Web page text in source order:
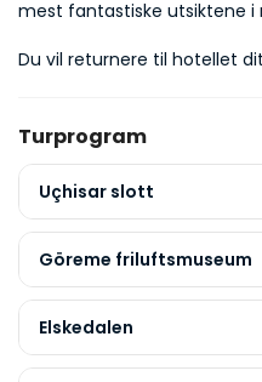
mest fantastiske utsiktene i
Du vil returnere til hotellet
Turprogram
Uçhisar slott
Göreme friluftsmuseum
Elskedalen